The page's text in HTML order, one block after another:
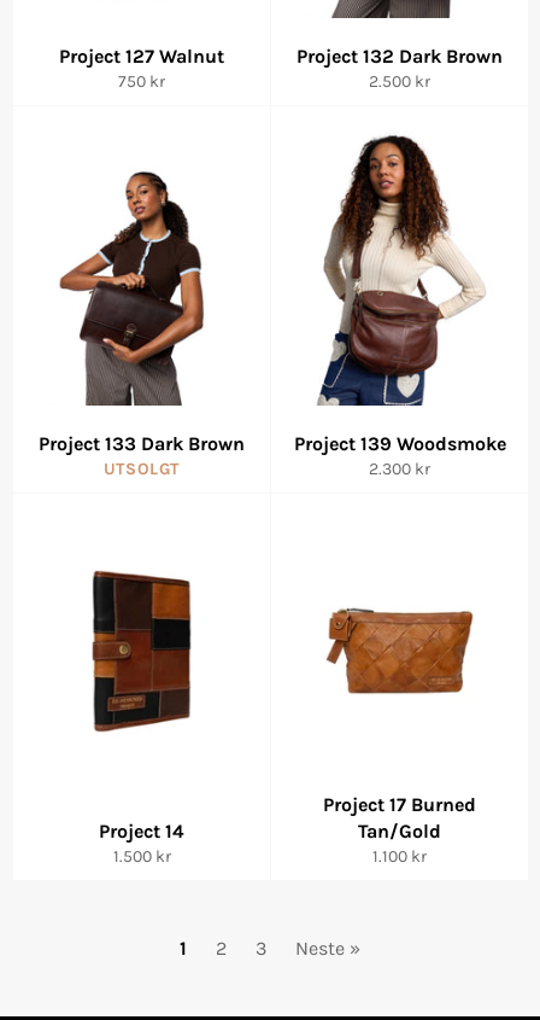
Project 127 Walnut
Vanlig
750 kr
Project 132 Dark Brown
Vanlig
2.500 kr
Project 133 Dark Brown
UTSOLGT
Project 139 Woodsmoke
Vanlig
2.300 kr
Project 14
Vanlig
1.500 kr
Project 17 Burned
Tan/Gold
Vanlig
1.100 kr
1 2 3 Neste »